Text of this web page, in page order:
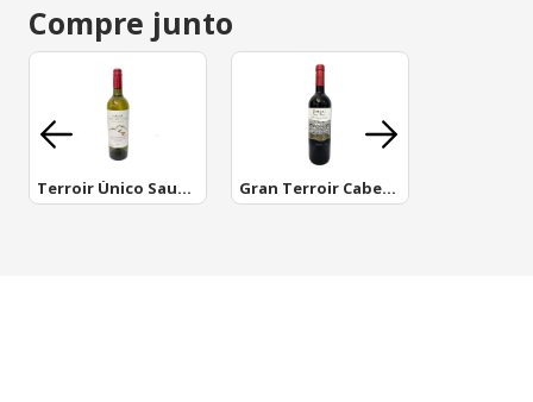
Compre junto
Terroir Único Sauv Blanc Gran Terroir Cabernet Sauvignon